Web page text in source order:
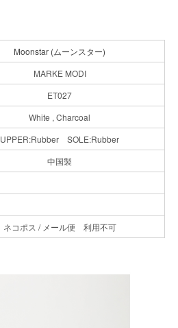
Moonstar (ムーンスター)
MARKE MODI
ET027
White , Charcoal
UPPER:Rubber SOLE:Rubber
中国製
ネコポス / メール便 利用不可